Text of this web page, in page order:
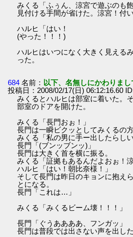
みくる「ふぅん、涼宮で遊ぶのも
見付ける手間が省けた。涼宮！付
ハルヒ「はい！
(やった！！！)
ハルヒはいつになく大きく見える
った。
684 名前： 以下、名無しにかわりまし
投稿日：2008/02/17(日) 06:12:16.60
みくるとハルヒは部室に着いた。
部室のドアを開けた。
みくる「長門おぉ！」
長門は一瞬ビクッとしてみくるの方
みくる「私の男に手ー出したらし
長門「(ブンッブンッ)」
長門は大きく首を横に振る。
みくる「証拠もあるんだよおぉ！
ハルヒ「はい！朝比奈様！」
そして長門は昨日のキョンに抱え
とになる。
長門「これは…」
みくる「みくるビーム壊！！！」
長門「ぐうああああ、フンガッ」
長門は普段では出さない声を出した